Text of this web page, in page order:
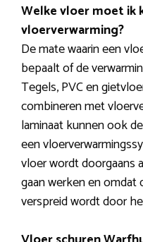
Welke vloer moet ik
vloerverwarming?
De mate waarin een
bepaalt of de
Tegels, PVC en
combineren met
laminaat kunnen ook
een
vloer wordt doorgaans
gaan werken en omdat
verspreid wordt door